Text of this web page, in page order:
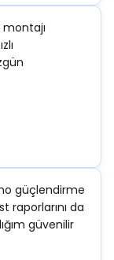
güçlendirme
raporlarını da
güvenilir